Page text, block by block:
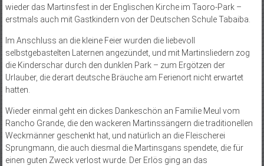
wieder das Martinsfest in der Englischen Kirche im Taoro-Park –
erstmals auch mit Gastkindern von der Deutschen Schule Tabaiba.
Im Anschluss an die kleine Feier wurden die liebevoll
selbstgebastelten Laternen angezündet, und mit Martinsliedern zog
die Kinderschar durch den dunklen Park – zum Ergötzen der
Urlauber, die derart deutsche Bräuche am Ferienort nicht erwartet
hatten.
Wieder einmal geht ein dickes Dankeschön an Familie Meul vom
Rancho Grande, die den wackeren Martinssängern die traditionellen
Weckmänner geschenkt hat, und natürlich an die Fleischerei
Sprungmann, die auch diesmal die Martinsgans spendete, die für
einen guten Zweck verlost wurde. Der Erlös ging an das